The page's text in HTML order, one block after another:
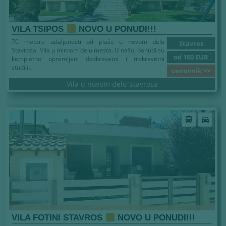
VILA TSIPOS NOVO U PONUDI!!!
Stavros
od 160 EUR
cenovnik >>
70 metara udaljenosti od plaže u novom delu
Stavrosa. Vila u mirnom delu mesta. U našoj ponudi su
kompletno opremljeni dvokrevetni i trokrevetni
studiji...
Vila u novom delu Stavrosa
directions_bus directions_car
VILA FOTINI STAVROS NOVO U PONUDI!!!